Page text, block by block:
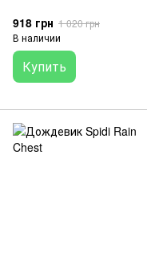
918 грн 1 020 грн
В наличии
Купить